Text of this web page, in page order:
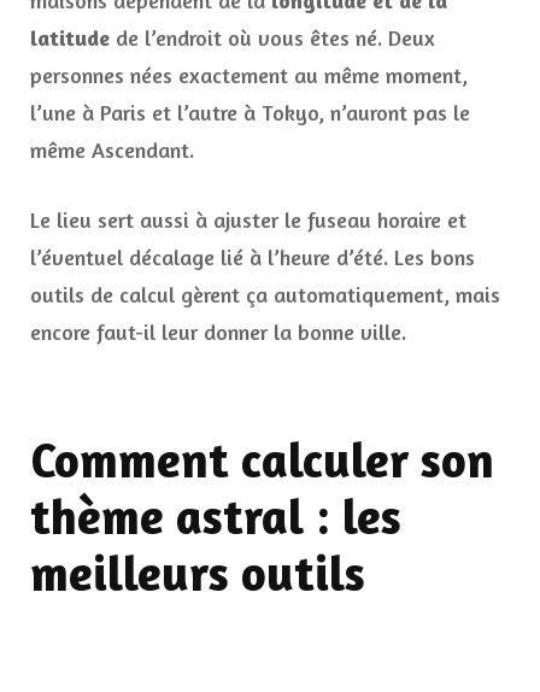
latitude de l’endroit où vous êtes né. Deux
personnes nées exactement au même moment,
l’une à Paris et l’autre à Tokyo, n’auront pas le
même Ascendant.
Le lieu sert aussi à ajuster le fuseau horaire et
l’éventuel décalage lié à l’heure d’été. Les bons
outils de calcul gèrent ça automatiquement, mais
encore faut-il leur donner la bonne ville.
Comment calculer son
thème astral : les
meilleurs outils